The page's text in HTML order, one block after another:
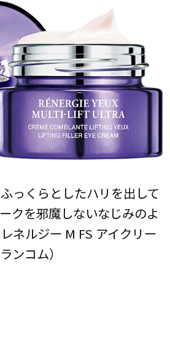
っくらとしたハリを出して
クを邪魔しないなじみのよ
ネルジー M FS アイクリー
ンコム）